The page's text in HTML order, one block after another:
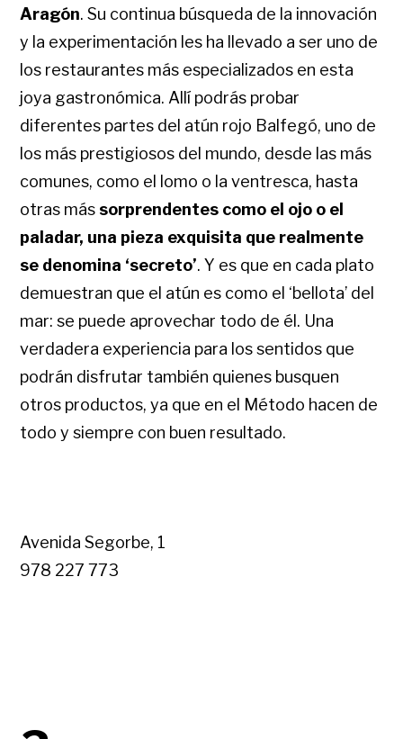
Aragón. Su continua búsqueda de la innovación
y la experimentación les ha llevado a ser uno de
los restaurantes más especializados en esta
joya gastronómica. Allí podrás probar
diferentes partes del atún rojo Balfegó, uno de
los más prestigiosos del mundo, desde las más
comunes, como el lomo o la ventresca, hasta
otras más sorprendentes como el ojo o el
paladar, una pieza exquisita que realmente
se denomina ‘secreto’. Y es que en cada plato
demuestran que el atún es como el ‘bellota’ del
mar: se puede aprovechar todo de él. Una
verdadera experiencia para los sentidos que
podrán disfrutar también quienes busquen
otros productos, ya que en el Método hacen de
todo y siempre con buen resultado.
Avenida Segorbe, 1
978 227 773